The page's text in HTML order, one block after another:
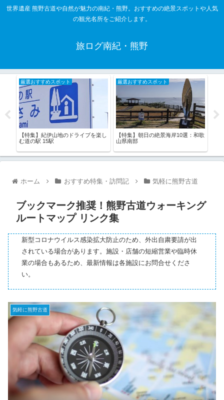
世界遺産 熊野古道や自然が魅力の南紀・熊野。おすすめの絶景スポットや人気
の観光名所をご紹介します。
旅ログ南紀・熊野
厳選おすすめスポット
【特集】紀伊山地のドライブを楽し
む道の駅 15駅
厳選おすすめスポット
【特集】朝日の絶景海岸10選：和歌
山県南部
ホーム おすすめ特集・訪問記 気軽に熊野古道
ブックマーク推奨！熊野古道ウォーキング
ルートマップ リンク集
新型コロナウイルス感染拡大防止のため、外出自粛要請が出
されている場合があります。施設・店舗の短縮営業や臨時休
業の場合もあるため、最新情報は各施設にお問合せくださ
い。
気軽に熊野古道